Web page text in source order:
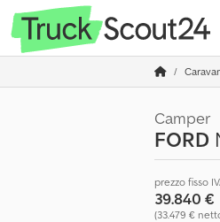
Camper
FORD
prezzo fisso
39.840 €
(33.479 €